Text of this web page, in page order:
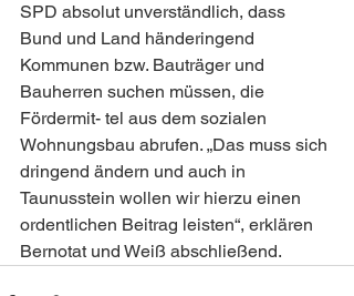
SPD absolut unverständlich, dass
Bund und Land händeringend
Kommunen bzw. Bauträger und
Bauherren suchen müssen, die
Fördermit- tel aus dem sozialen
Wohnungsbau abrufen. „Das muss sich
dringend ändern und auch in
Taunusstein wollen wir hierzu einen
ordentlichen Beitrag leisten“, erklären
Bernotat und Weiß abschließend.